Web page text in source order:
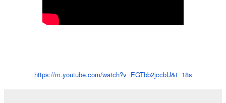
https://m.youtube.com/watch?v=EGTbb2jccbU&t=18s